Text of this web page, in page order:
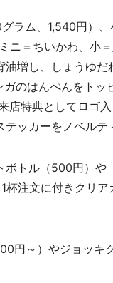
ム、1,540円）、
＝ちいかわ、小
増し、しょうゆ
のはんぺんをトッ
特典としてロゴ
ッカーをノベルテ
トル（500円）や
注文に付きクリア
円～）やジョッキ